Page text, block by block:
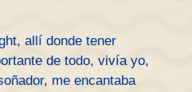
allí donde tener
de todo, vivía yo,
me encantaba